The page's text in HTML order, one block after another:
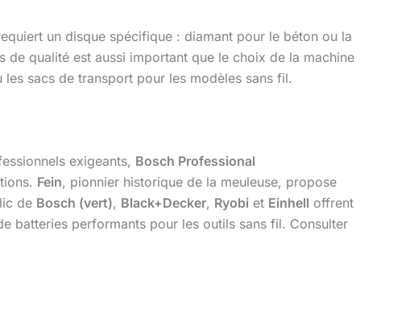
un disque spécifique : diamant pour le béton ou la
qualité est aussi important que le choix de la machine
sacs de transport pour les modèles sans fil.
exigeants, Bosch Professional
Fein, pionnier historique de la meuleuse, propose
de Bosch (vert), Black+Decker, Ryobi et Einhell offrent
batteries performants pour les outils sans fil. Consulter